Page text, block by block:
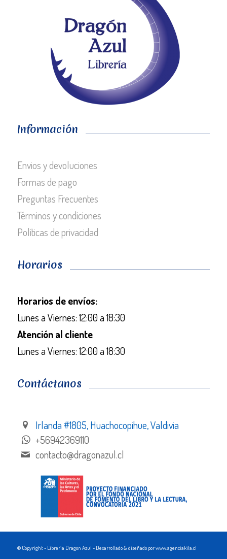
Información
Envios y devoluciones
Formas de pago
Preguntas Frecuentes
Términos y condiciones
Políticas de privacidad
Horarios
Horarios de envíos:
Lunes a Viernes: 12:00 a 18:30
Atención al cliente
Lunes a Viernes: 12:00 a 18:30
Contáctanos
Irlanda #1805, Huachocopihue, Valdivia
+56942369110
contacto@dragonazul.cl
© Copyright - Libreria Dragon Azul - Desarrollado & diseñado por www.agenciakila.cl